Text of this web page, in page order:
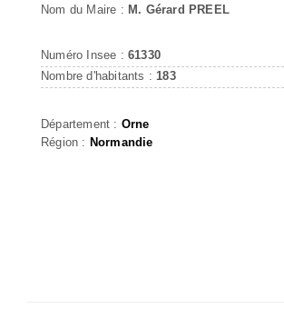
Nom du Maire : M. Gérard PREEL
Numéro Insee : 61330
Nombre d'habitants : 183
Département : Orne
Région : Normandie